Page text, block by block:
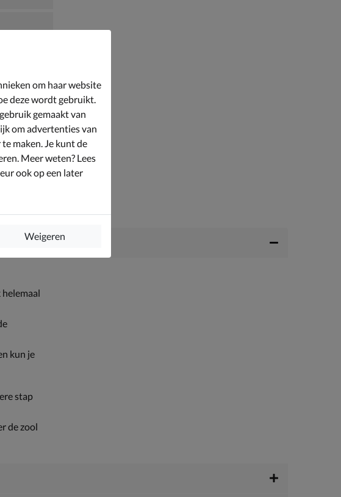
kun je
stap
de zool
om haar website
deze wordt gebruikt.
gemaakt van
om advertenties van
maken. Je kunt de
Meer weten? Lees
ook op een later
Weigeren